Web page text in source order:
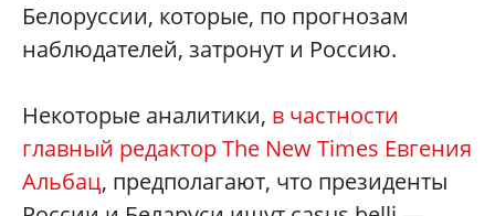
Белоруссии, которые, по прогнозам
наблюдателей, затронут и Россию.
Некоторые аналитики, в частности
главный редактор The New Times Евгения
Альбац, предполагают, что президенты